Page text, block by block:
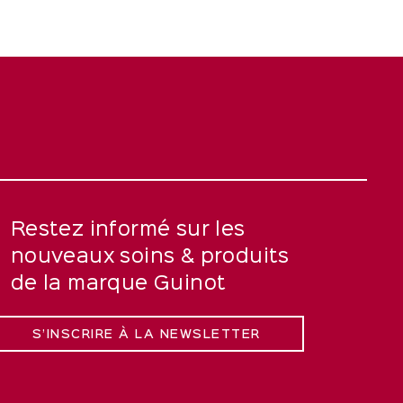
Restez informé sur les
nouveaux soins & produits
de la marque Guinot
S’INSCRIRE À LA NEWSLETTER